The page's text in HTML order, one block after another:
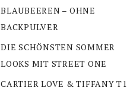
BLAUBEEREN – OHNE
BACKPULVER
DIE SCHÖNSTEN SOMMER
LOOKS MIT STREET ONE
CARTIER LOVE & TIFFANY T1